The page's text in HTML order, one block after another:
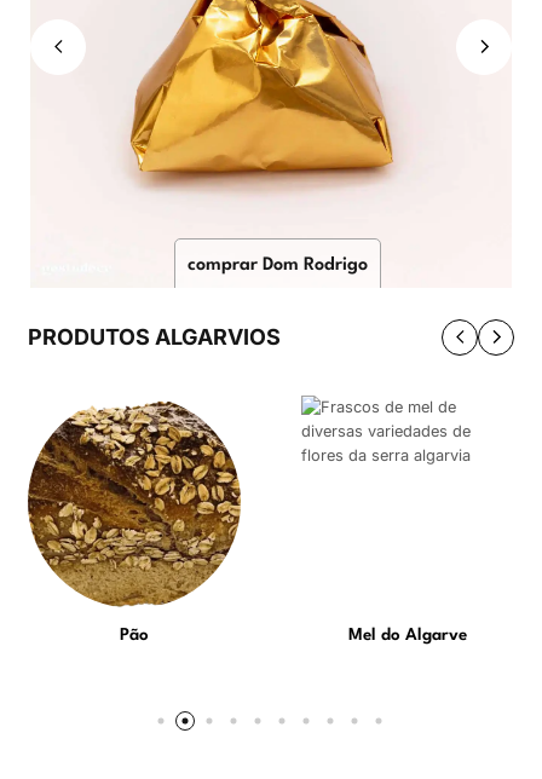
comprar Dom Rodrigo
PRODUTOS ALGARVIOS
Pão Mel do Algarve